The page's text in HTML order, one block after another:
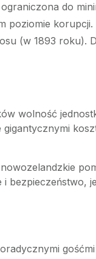
do
poziomie korupcji.
(w 1893 roku).
wolność
bezpieczeństwo,